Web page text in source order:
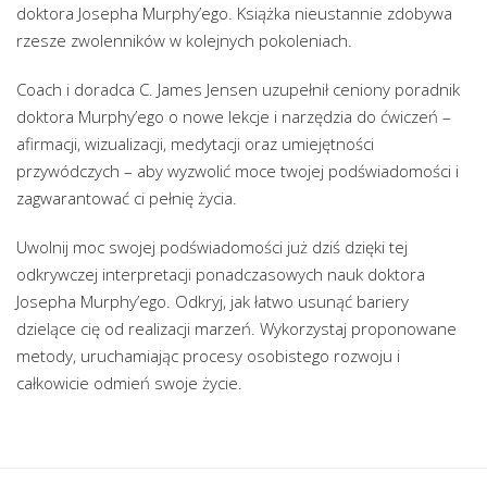
doktora Josepha Murphy’ego. Książka nieustannie zdobywa
rzesze zwolenników w kolejnych pokoleniach.
Coach i doradca C. James Jensen uzupełnił ceniony poradnik
doktora Murphy’ego o nowe lekcje i narzędzia do ćwiczeń –
afirmacji, wizualizacji, medytacji oraz umiejętności
przywódczych – aby wyzwolić moce twojej podświadomości i
zagwarantować ci pełnię życia.
Uwolnij moc swojej podświadomości już dziś dzięki tej
odkrywczej interpretacji ponadczasowych nauk doktora
Josepha Murphy’ego. Odkryj, jak łatwo usunąć bariery
dzielące cię od realizacji marzeń. Wykorzystaj proponowane
metody, uruchamiając procesy osobistego rozwoju i
całkowicie odmień swoje życie.